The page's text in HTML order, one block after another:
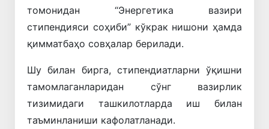
томонидан “Энергетика вазири
стипендияси соҳиби” кўкрак нишони ҳамда
қимматбаҳо совҳалар берилади.
Шу билан бирга, стипендиатларни ўқишни
тамомлаганларидан сўнг вазирлик
тизимидаги ташкилотларда иш билан
таъминланиши кафолатланади.